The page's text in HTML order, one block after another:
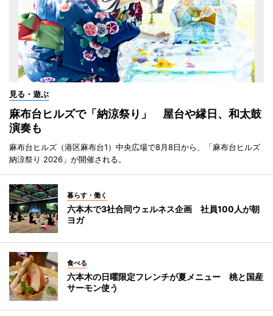
見る・遊ぶ
麻布台ヒルズで「納涼祭り」 屋台や縁日、和太鼓
演奏も
麻布台ヒルズ（港区麻布台1）中央広場で8月8日から、「麻布台ヒルズ
納涼祭り 2026」が開催される。
暮らす・働く
六本木で3社合同ウェルネス企画 社員100人が朝
ヨガ
食べる
六本木の日曜限定フレンチが夏メニュー 桃と国産
サーモン使う